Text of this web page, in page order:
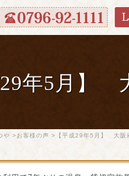
29年5月】
や >お客様の声 >【平成29年5月】 大